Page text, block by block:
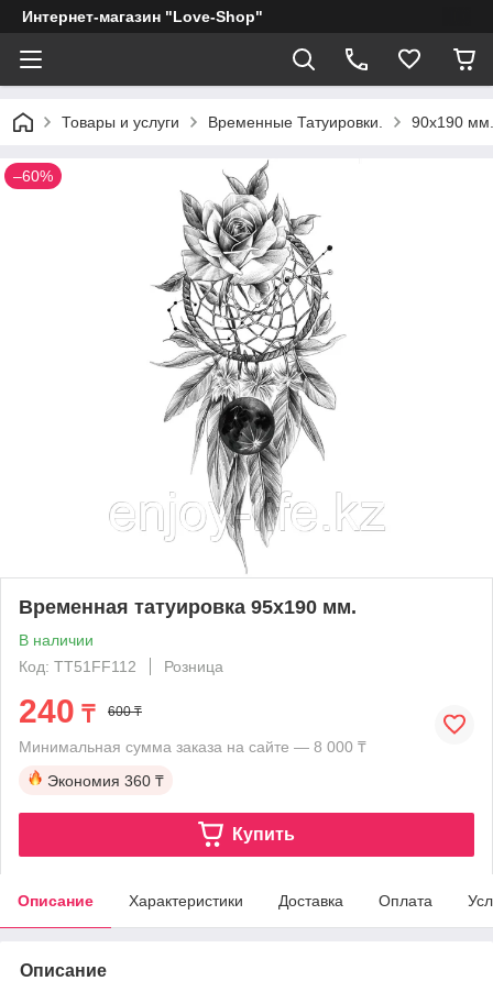
Интернет-магазин "Love-Shop"
Товары и услуги Временные Татуировки. 90х190
–60%
Временная татуировка 95х190 мм.
В наличии
Код: TT51FF112
Розница
240 ₸ 600 ₸
Минимальная сумма заказа на сайте — 8 000 ₸
Экономия 360 ₸
Купить
Описание Характеристики Доставка Оплата
Описание